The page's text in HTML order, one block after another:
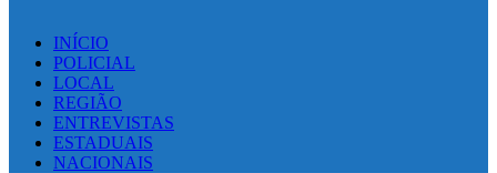
INÍCIO
POLICIAL
LOCAL
REGIÃO
ENTREVISTAS
ESTADUAIS
NACIONAIS